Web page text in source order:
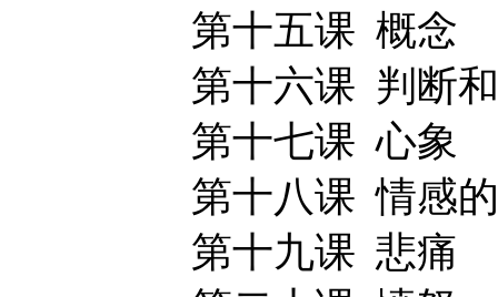
第十五课 概念
第十六课 判断
第十七课 心象
第十八课 情感
第十九课 悲痛